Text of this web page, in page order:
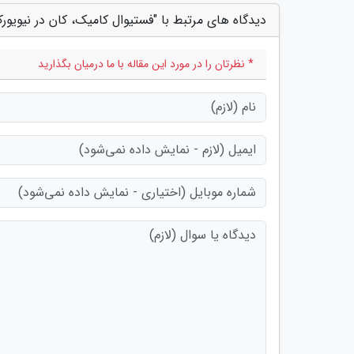
دیدگاه های مرتبط با "فستیوال کامیک، کان در
* نظرتان را در مورد این مقاله با ما درمیان بگذارید